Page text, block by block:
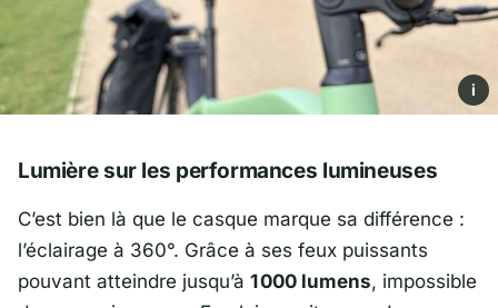
i
Lumière sur les performances lumineuses
C’est bien là que le casque marque sa différence :
l’éclairage à 360°. Grâce à ses feux puissants
pouvant atteindre jusqu’à 1 000 lumens, impossible